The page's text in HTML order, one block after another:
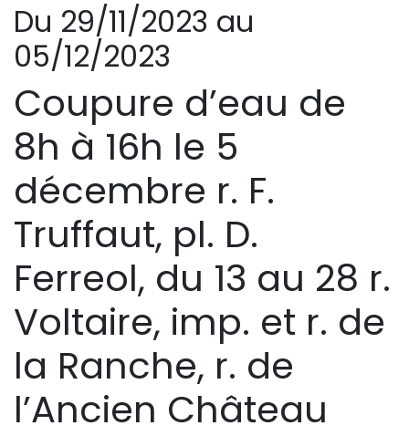
Du 29/11/2023 au
05/12/2023
Coupure d’eau de
8h à 16h le 5
décembre r. F.
Truffaut, pl. D.
Ferreol, du 13 au 28 r.
Voltaire, imp. et r. de
la Ranche, r. de
l’Ancien Château